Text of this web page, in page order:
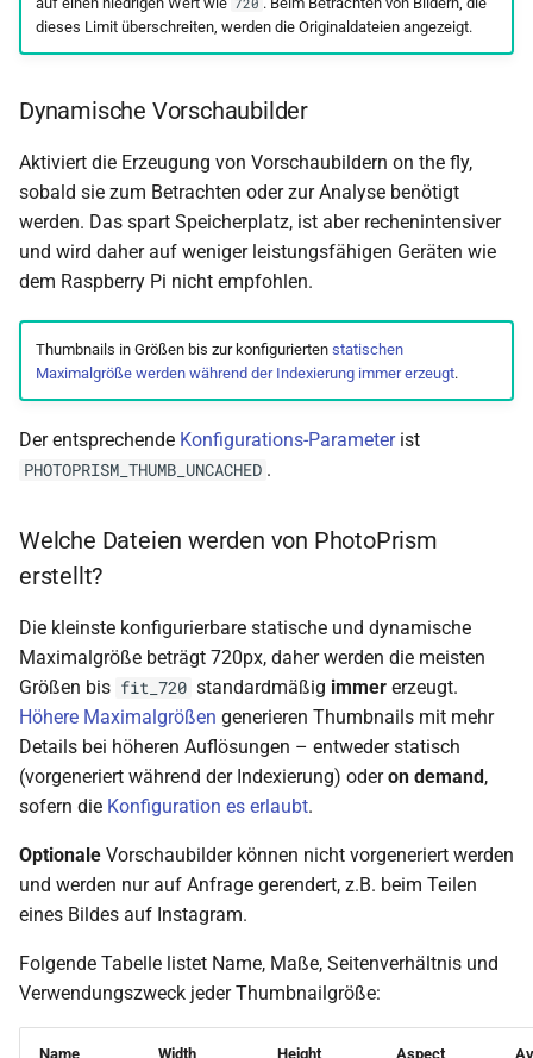
720
dieses Limit überschreiten, werden die Originaldateien angezeigt.
Dynamische Vorschaubilder
Aktiviert die Erzeugung von Vorschaubildern on the fly,
sobald sie zum Betrachten oder zur Analyse benötigt
werden. Das spart Speicherplatz, ist aber rechenintensiver
und wird daher auf weniger leistungsfähigen Geräten wie
dem Raspberry Pi nicht empfohlen.
Thumbnails in Größen bis zur konfigurierten statischen
Maximalgröße werden während der Indexierung immer erzeugt.
Der entsprechende Konfigurations-Parameterist
PHOTOPRISM_THUMB_UNCACHED .
Welche Dateien werden von PhotoPrism
erstellt?
Die kleinste konfigurierbare statische und dynamische
Maximalgröße beträgt 720px, daher werden die meisten
Größen bis fit_720 standardmäßig immer erzeugt.
Höhere Maximalgrößen generieren Thumbnails mit mehr
Details bei höheren Auflösungen – entweder statisch
(vorgeneriert während der Indexierung) oderon demand ,
sofern die Konfiguration es erlaubt.
Optionale Vorschaubilder können nicht vorgeneriert werden
und werden nur auf Anfrage gerendert, z.B. beim Teilen
eines Bildes auf Instagram.
Folgende Tabelle listet Name, Maße, Seitenverhältnis und
Verwendungszweck jeder Thumbnailgröße:
Name Width Height
Aspect